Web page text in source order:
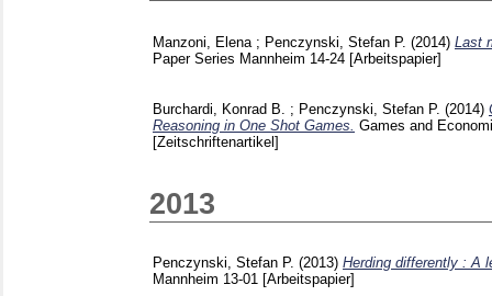
Manzoni, Elena ; Penczynski, Stefan P. (2014) Last
Paper Series Mannheim 14-24 [Arbeitspapier]
Burchardi, Konrad B. ; Penczynski, Stefan P. (2014)
Reasoning in One Shot Games. Games and
[Zeitschriftenartikel]
2013
Penczynski, Stefan P. (2013) Herding differently : A
Mannheim 13-01 [Arbeitspapier]